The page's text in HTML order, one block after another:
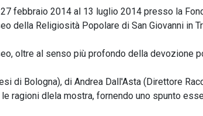
febbraio 2014 al 13 luglio 2014 presso la
della Religiosità Popolare di San Giovanni in
oltre al senso più profondo della devozione
di Bologna), di Andrea Dall'Asta (Direttore
ragioni dlela mostra, fornendo uno spunto